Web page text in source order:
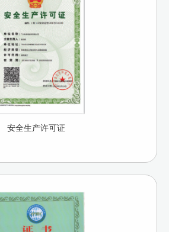
安全生产许可证